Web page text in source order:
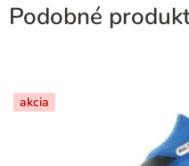
Podobné
akcia